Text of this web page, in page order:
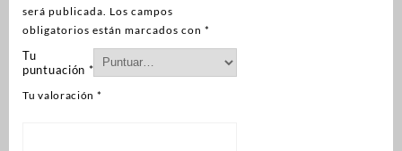
será publicada. Los campos
obligatorios están marcados con *
Tu
puntuación *
Tu valoración *